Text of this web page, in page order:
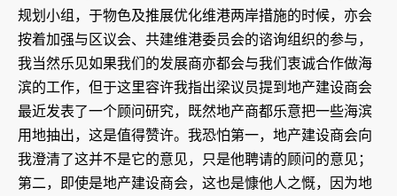
规划小组，于物色及推展优化维港两岸措施的时候，亦会
按着加强与区议会、共建维港委员会的谘询组织的参与，
我当然乐见如果我们的发展商亦都会与我们衷诚合作做海
滨的工作，但于这里容许我指出梁议员提到地产建设商会
最近发表了一个顾问研究，既然地产商都乐意把一些海滨
用地抽出，这是值得赞许。我恐怕第一，地产建设商会向
我澄清了这并不是它的意见，只是他聘请的顾问的意见；
第二，即使是地产建设商会，这也是慷他人之慨，因为地